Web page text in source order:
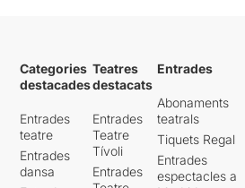
Categories
destacades
Entrades
teatre
Entrades
dansa
Teatres
destacats
Entrades
Teatre
Tívoli
Entrades
Entrades
Abonaments
teatrals
Tiquets Regal
Entrades
espectacles a